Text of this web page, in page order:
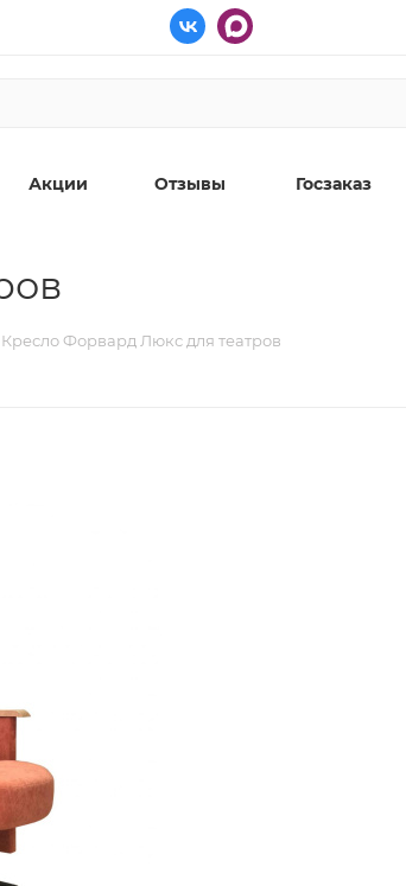
Акции Отзывы Госзаказ
Кресло Форвард Люкс для театров